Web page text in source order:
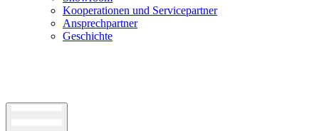
Kooperationen und Servicepartner
Ansprechpartner
Geschichte